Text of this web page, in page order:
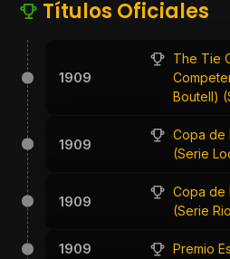
Títulos Oficiales
1909
The Tie
Boutell)
1909
Copa de
(Serie
1909
Copa de
(Serie
1909 Premio